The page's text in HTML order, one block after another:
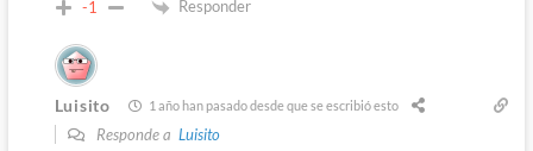
-1 Responder
Luisito 1 año han pasado desde que se escribió esto
Responde a Luisito